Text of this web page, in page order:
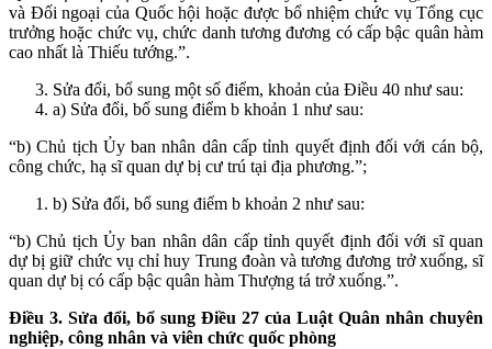
và Đối ngoại của Quốc hội hoặc được bổ nhiệm chức vụ Tổng cục
trưởng hoặc chức vụ, chức danh tương đương có cấp bậc quân hàm
cao nhất là Thiếu tướng.”.
Sửa đổi, bổ sung một số điểm, khoản của Điều 40 như sau:
a) Sửa đổi, bổ sung điểm b khoản 1 như sau:
“b) Chủ tịch Ủy ban nhân dân cấp tỉnh quyết định đối với cán bộ,
công chức, hạ sĩ quan dự bị cư trú tại địa phương.”;
b) Sửa đổi, bổ sung điểm b khoản 2 như sau:
“b) Chủ tịch Ủy ban nhân dân cấp tỉnh quyết định đối với sĩ quan
dự bị giữ chức vụ chỉ huy Trung đoàn và tương đương trở xuống, sĩ
quan dự bị có cấp bậc quân hàm Thượng tá trở xuống.”.
Điều 3. Sửa đổi, bổ sung Điều 27 của Luật Quân nhân chuyên
nghiệp, công nhân và viên chức quốc phòng